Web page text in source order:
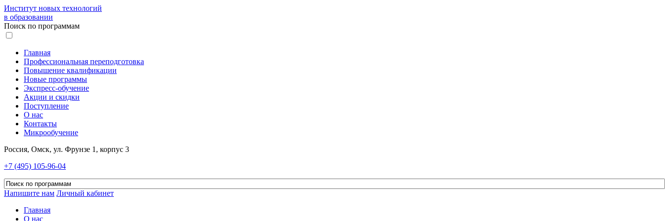
Институт новых технологий
в образовании
Поиск по программам
Главная
Профессиональная переподготовка
Повышение квалификации
Новые программы
Экспресс-обучение
Акции и скидки
Поступление
О нас
Контакты
Микрообучение
Россия, Омск, ул. Фрунзе 1, корпус 3
+7 (495) 105-96-04
Напишите нам Личный кабинет
Главная
О нас